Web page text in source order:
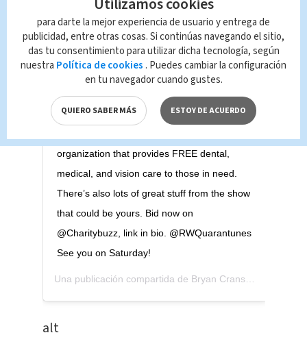
20th anniversary celebration of the show’s
premiere. The cast is back!! This time we’re
reading the pilot episode on Zoom. The
whole thing is the brain child of Linwood
Boomer, our show’s creator, to benefit his
organization that provides FREE dental,
medical, and vision care to those in need.
There’s also lots of great stuff from the show
that could be yours. Bid now on
@Charitybuzz, link in bio. @RWQuarantunes
See you on Saturday!
Una publicación compartida de Bryan Cranston
alt
para darte la mejor experiencia de usuario y entrega de
publicidad, entre otras cosas. Si continúas navegando el sitio,
das tu consentimiento para utilizar dicha tecnología, según
nuestra Política de cookies . Puedes cambiar la configuración
en tu navegador cuando gustes.
QUIERO SABER MÁS ESTOY DE ACUERDO